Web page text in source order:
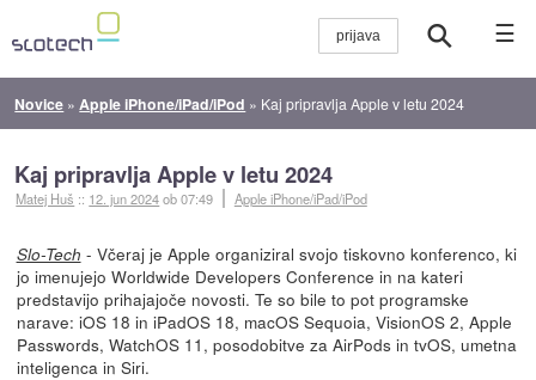
☰
Novice » Apple iPhone/iPad/iPod » Kaj pripravlja Apple v letu 2024
Kaj pripravlja Apple v letu 2024
Matej Huš :: 12. jun 2024ob 07:49 Apple iPhone/iPad/iPod
Slo-Tech - Včeraj je Apple organiziral svojo tiskovno konferenco, ki
jo imenujejo Worldwide Developers Conference in na kateri
predstavijo prihajajoče novosti. Te so bile to pot programske
narave: iOS 18 in iPadOS 18, macOS Sequoia, VisionOS 2, Apple
Passwords, WatchOS 11, posodobitve za AirPods in tvOS, umetna
inteligenca in Siri.